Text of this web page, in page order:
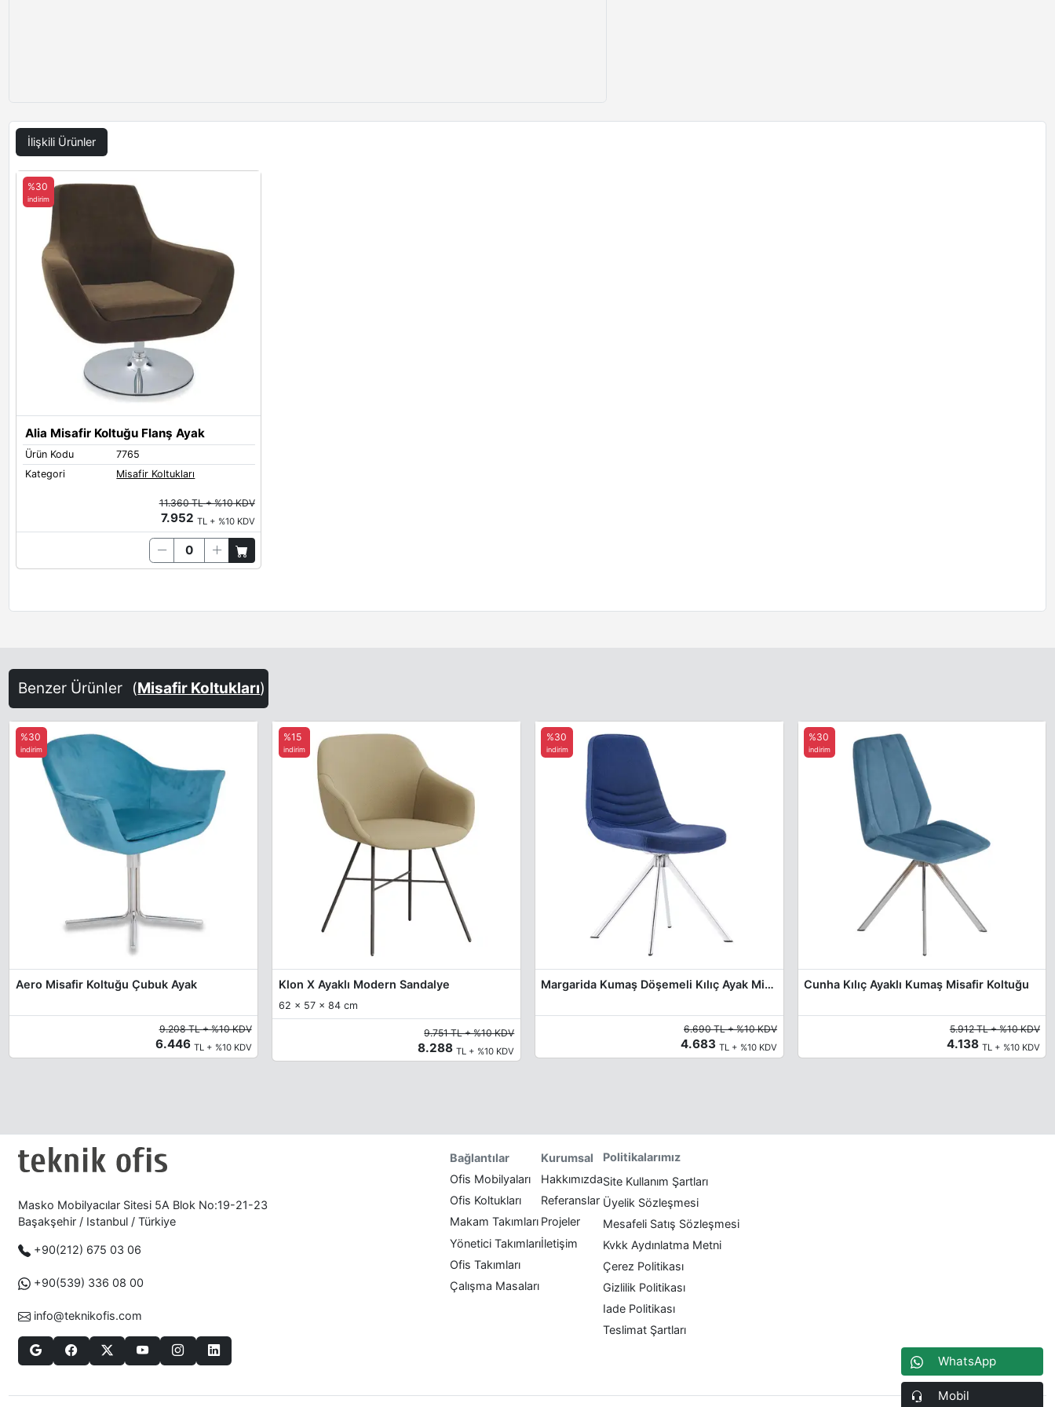
İlişkili Ürünler
Alia Misafir Koltuğu Flanş Ayak
Ürün Kodu
7765
Kategori
Misafir Koltukları
%30
indirim
11.360 TL + %10 KDV
7.952 TL + %10 KDV
Benzer Ürünler (Misafir Koltukları)
Aero Misafir Koltuğu Çubuk Ayak
%30
indirim
9.208 TL + %10 KDV
6.446 TL + %10 KDV
Klon X Ayaklı Modern Sandalye
62 x 57 x 84 cm
%15
indirim
9.751 TL + %10 KDV
8.288TL + %10 KDV
Margarida Kumaş Döşemeli Kılıç Ayak Misafir Koltuğu
%30
indirim
6.690 TL + %10 KDV
4.683TL + %10 KDV
Cunha Kılıç Ayaklı Kumaş Misafir Koltuğu
%30
indirim
5.912 TL + %10 KDV
4.138 TL + %10 KDV
WhatsApp
Mobil
Masko Mobilyacılar Sitesi 5A Blok No:19-21-23
Başakşehir / Istanbul / Türkiye
+90(212) 675 03 06
+90(539) 336 08 00
info@teknikofis.com
Bağlantılar
Ofis Mobilyaları
Ofis Koltukları
Makam Takımları
Yönetici Takımları
Ofis Takımları
Çalışma Masaları
Kurumsal
Hakkımızda
Referanslar
Projeler
İletişim
Politikalarımız
Site Kullanım Şartları
Üyelik Sözleşmesi
Mesafeli Satış Sözleşmesi
Kvkk Aydınlatma Metni
Çerez Politikası
Gizlilik Politikası
Iade Politikası
Teslimat Şartları